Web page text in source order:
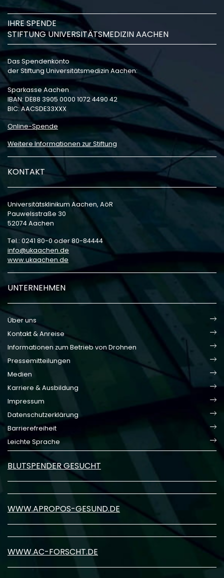
IHRE SPENDE
STIFTUNG UNIVERSITÄTSMEDIZIN AACHEN
Das Spendenkonto
der Stiftung Universitätsmedizin Aachen:
Sparkasse Aachen
IBAN: DE88 3905 0000 1072 4490 42
BIC: AACSDE33XXX
Online-Spende
Weitere Informationen zur Stiftung
KONTAKT
Universitätsklinikum Aachen, AöR
Pauwelsstraße 30
52074 Aachen
Tel.: 0241 80-0 oder 80-84444
info
ukaachen de
www.ukaachen.de
UNTERNEHMEN
Über uns
Kontakt & Anreise
Informationen zum Betrieb von Drohnen
Pressemitteilungen
Medien
Karriere & Ausbildung
Impressum
Datenschutzerklärung
Barrierefreiheit
Leichte Sprache
BLUTSPENDER GESUCHT
WWW.APROPOS-GESUND.DE
WWW.AC-FORSCHT.DE